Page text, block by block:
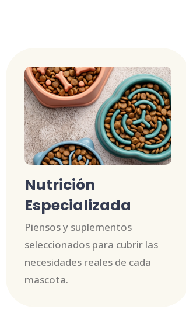
Nutrición
Especializada
Piensos y suplementos
seleccionados para cubrir las
necesidades reales de cada
mascota.